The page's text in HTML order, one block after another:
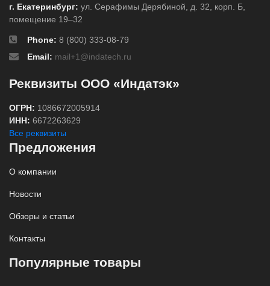
г. Екатеринбург: ул. Серафимы Дерябиной, д. 32, корп. Б,
помещение 19–32
Phone: 8 (800) 333-08-79
Email: mail+1@indatech.ru
Реквизиты ООО «Индатэк»
ОГРН: 1086672005914
ИНН: 6672263629
Все реквизиты
Предложения
О компании
Новости
Обзоры и статьи
Контакты
Популярные товары